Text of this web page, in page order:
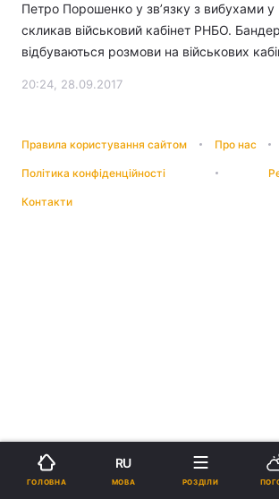
Петро Порошенко у зв’язку з вибухами у
скликав військовий кабінет РНБО.
відбуваються розмови на військових
20:24, 28.09.2017
Правила користування сайтом Про нас
Політика конфіденційності
Контакти
ГОЛОВНА
RU
МОВА РОЗДІЛИ